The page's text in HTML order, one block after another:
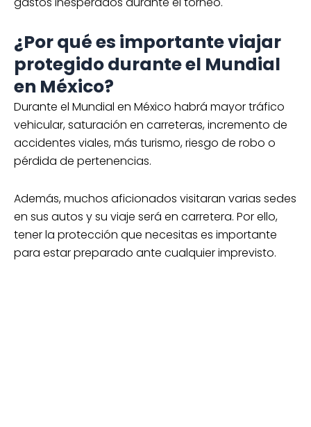
¿Por qué es importante viajar
protegido durante el Mundial
en México?
Durante el Mundial en México habrá mayor tráfico
vehicular, saturación en carreteras, incremento de
accidentes viales, más turismo, riesgo de robo o
pérdida de pertenencias.
Además, muchos aficionados visitaran varias sedes
en sus autos y su viaje será en carretera. Por ello,
tener la protección que necesitas es importante
para estar preparado ante cualquier imprevisto.